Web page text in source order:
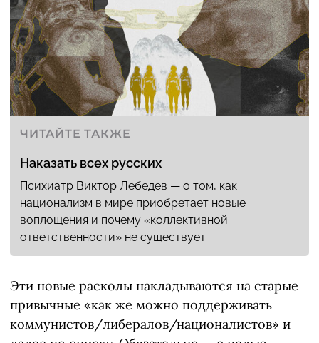
ЧИТАЙТЕ ТАКЖЕ
Наказать всех русских
Психиатр Виктор Лебедев — о том, как
национализм в мире приобретает новые
воплощения и почему «коллективной
ответственности» не существует
Эти новые расколы накладываются на старые
привычные «как же можно поддерживать
коммунистов/либералов/националистов» и